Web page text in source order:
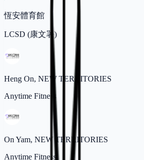
恆安體育館
LCSD (康文署)
Heng On, NEW TERRITORIES
Anytime Fitness
On Yam, NEW TERRITORIES
Anytime Fitness